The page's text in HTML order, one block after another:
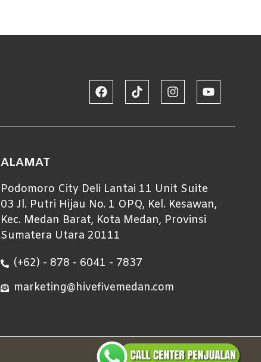
ALAMAT
Podomoro City Deli Lantai 11 Unit Suite
03 Jl. Putri Hijau No. 1 OPQ, Kel. Kesawan,
Kec. Medan Barat, Kota Medan, Provinsi
Sumatera Utara 20111
(+62) - 878 - 6041 - 7837
marketing@hivefivemedan.com